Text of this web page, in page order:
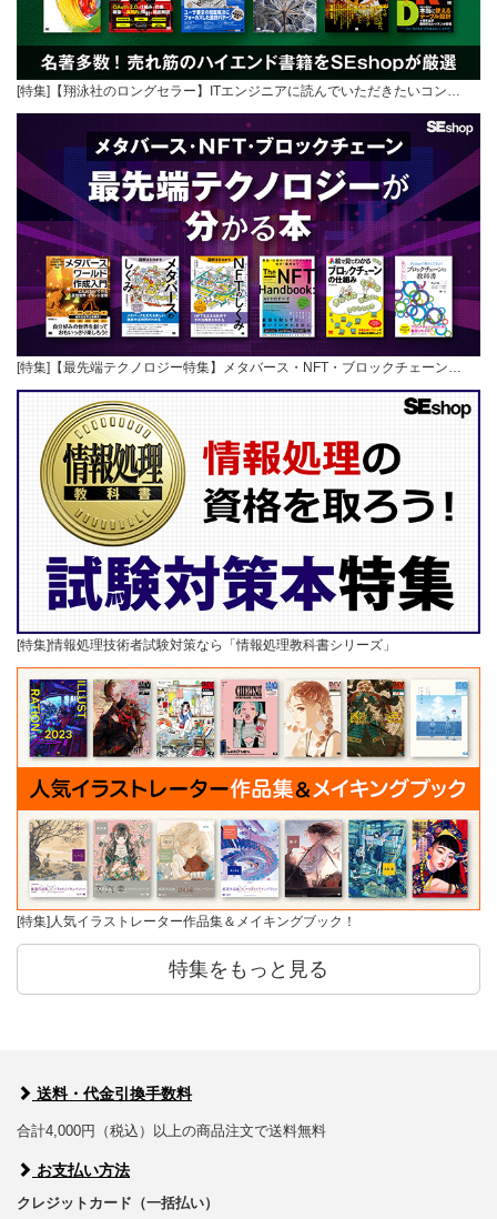
[特集]【翔泳社のロングセラー】ITエンジニアに読んでいただきたいコン…
[特集]【最先端テクノロジー特集】メタバース・NFT・ブロックチェーン…
[特集]情報処理技術者試験対策なら「情報処理教科書シリーズ」
[特集]人気イラストレーター作品集＆メイキングブック！
特集をもっと見る
送料・代金引換手数料
合計4,000円（税込）以上の商品注文で送料無料
お支払い方法
クレジットカード（一括払い）